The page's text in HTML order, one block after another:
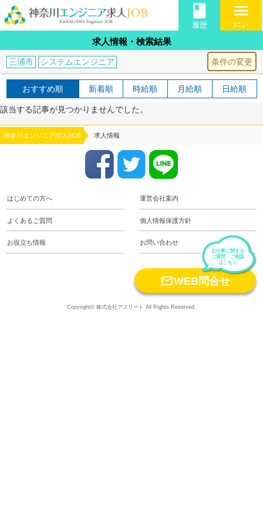
book
履歴
menu
ﾒﾆｭｰ
求人情報・検索結果
条件の変更
三浦市 システムエンジニア
おすすめ順 新着順 時給順 月給順 日給順
該当する記事が見つかりませんでした。
神奈川エンジニア求人JOB 求人情報
はじめての方へ 運営会社案内
よくあるご質問 個人情報保護方針
お役立ち情報 お問い合わせ
お仕事に関する
ご質問・ご相談
はこちら
WEB問合せ
Copyright© 株式会社アスリート All Rights Reserved.